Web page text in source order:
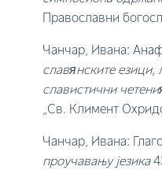
Православни
Чанчар, Ивана:
славянските езици,
славистични
„Св. Климент
Чанчар, Ивана:
проучавању језика